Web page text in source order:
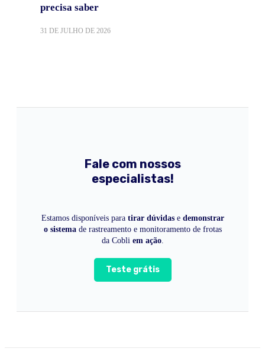
precisa saber
31 DE JULHO DE 2026
Fale com nossos
especialistas!
Estamos disponíveis para tirar dúvidase demonstrar
o sistemade rastreamento e monitoramento de frotas
da Cobli em ação.
Teste grátis